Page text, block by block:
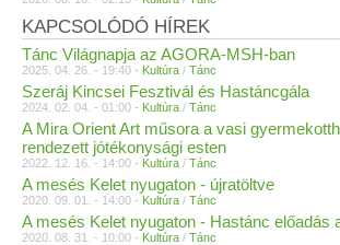
KAPCSOLÓDÓ HÍREK
Tánc Világnapja az AGORA-MSH-ban
2025. 04. 26. - 19:40 - Kultúra / Tánc
Szeráj Kincsei Fesztivál és Hastáncgála
2024. 02. 04. - 01:00 - Kultúra / Tánc
A Mira Orient Art műsora a vasi
rendezett jótékonysági esten
2022. 12. 16. - 14:00 - Kultúra / Tánc
A mesés Kelet nyugaton - újratöltve
2020. 09. 01. - 14:00 - Kultúra / Tánc
A mesés Kelet nyugaton - Hastánc előadás
2020. 08. 31. - 10:00 - Kultúra / Tánc